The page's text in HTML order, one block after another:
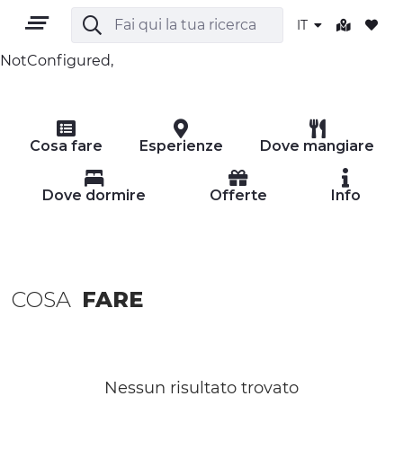
IT
OUTDOOR
NATURA E BENESSERE
NotConfigured,
Cosa fare Esperienze Dove mangiare
Dove dormire Offerte Info
COSA FARE
Nessun risultato trovato